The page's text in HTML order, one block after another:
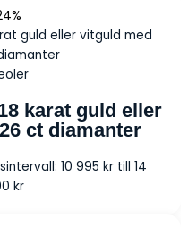
karat guld eller
ct diamanter
10 995 kr till 14
kr